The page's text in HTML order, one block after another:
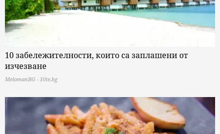
10 забележителности, които са заплашени от
изчезване
MelomanBG - 10te.bg